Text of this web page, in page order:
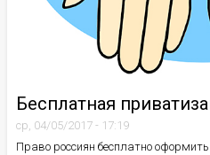
Бесплатная
ср, 04/05/2017 - 17:19
Право россиян бесплатно